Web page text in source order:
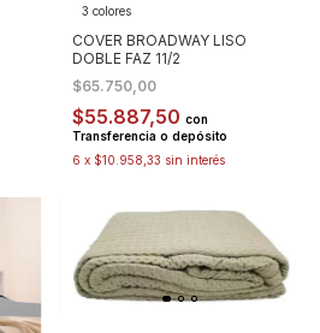
3 colores
COVER BROADWAY LISO
DOBLE FAZ 11/2
$65.750,00
$55.887,50 con
Transferencia o depósito
6 x $10.958,33 sin interés